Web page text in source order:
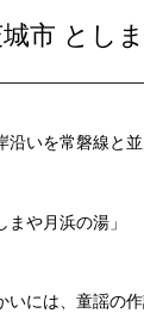
市 とし
いを常磐線と
や月浜の湯」
には、童謡の